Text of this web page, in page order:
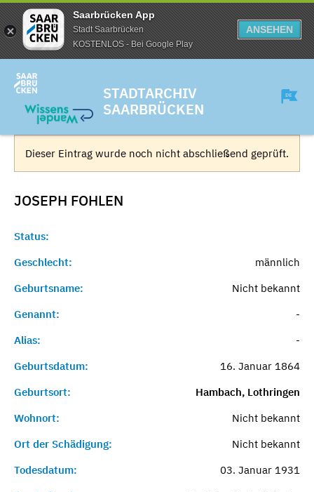
Saarbrücken App
Stadt Saarbrücken
KOSTENLOS - Bei Google Play
ANSEHEN
STADTARCHIV
SAARBRÜCKEN
Dieser Eintrag wurde noch nicht abschließend geprüft.
JOSEPH FOHLEN
Status:
Geschlecht:
männlich
Geburtsname:
Nicht bekannt
Genannt:
-
Alias:
-
Geburtsdatum:
16. Januar 1864
Geburtsort:
Hambach, Lothringen
Wohnort:
Nicht bekannt
Ort der Schädigung:
Nicht bekannt
Todesdatum:
03. Januar 1931